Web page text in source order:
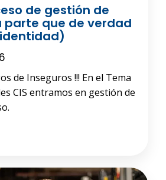
de gestión de
parte que de verdad
de Inseguros !!! En el Tema
CIS entramos en gestión de